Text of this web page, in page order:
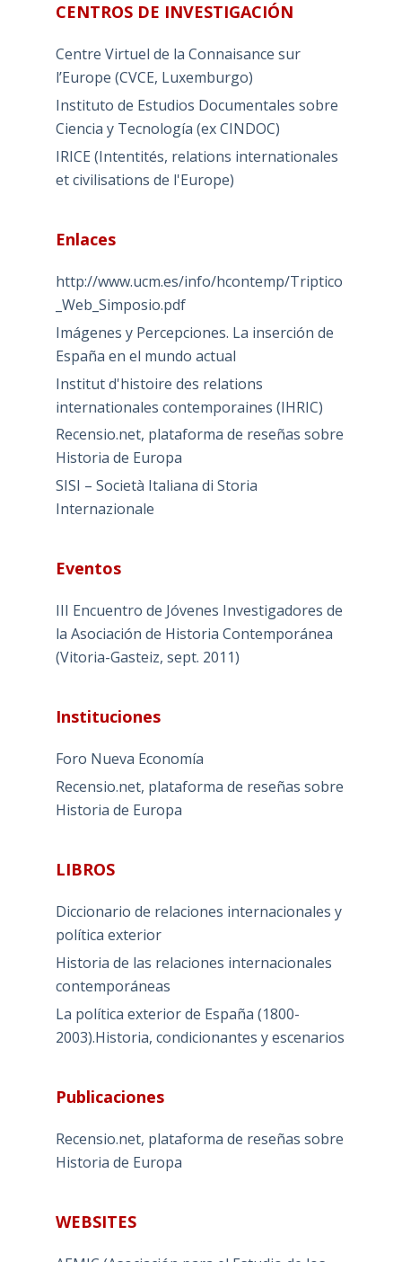
CENTROS DE INVESTIGACIÓN
Centre Virtuel de la Connaisance sur
l’Europe (CVCE, Luxemburgo)
Instituto de Estudios Documentales sobre
Ciencia y Tecnología (ex CINDOC)
IRICE (Intentités, relations internationales
et civilisations de l'Europe)
Enlaces
http://www.ucm.es/info/hcontemp/Triptico
_Web_Simposio.pdf
Imágenes y Percepciones. La inserción de
España en el mundo actual
Institut d'histoire des relations
internationales contemporaines (IHRIC)
Recensio.net, plataforma de reseñas sobre
Historia de Europa
SISI – Società Italiana di Storia
Internazionale
Eventos
III Encuentro de Jóvenes Investigadores de
la Asociación de Historia Contemporánea
(Vitoria-Gasteiz, sept. 2011)
Instituciones
Foro Nueva Economía
Recensio.net, plataforma de reseñas sobre
Historia de Europa
LIBROS
Diccionario de relaciones internacionales y
política exterior
Historia de las relaciones internacionales
contemporáneas
La política exterior de España (1800-
2003).Historia, condicionantes y escenarios
Publicaciones
Recensio.net, plataforma de reseñas sobre
Historia de Europa
WEBSITES